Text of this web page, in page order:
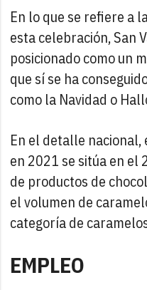
En lo que se refiere a
esta celebración, San
posicionado como un
que sí se ha
como la Navidad o
En el detalle nacional,
en 2021 se sitúa en el
de productos de
el volumen de
categoría de
EMPLEO